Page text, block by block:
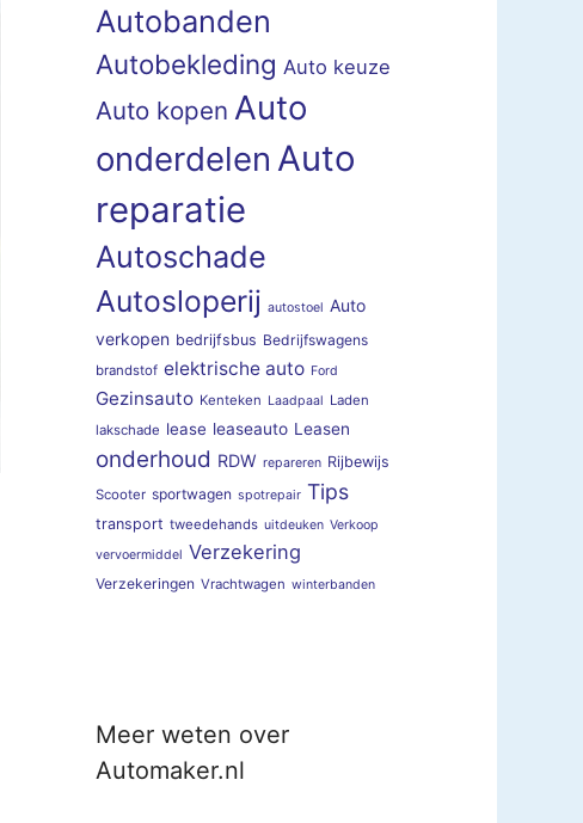
Autobanden
Autobekleding Auto keuze
Auto kopen Auto
onderdelen Auto
reparatie
Autoschade
Autosloperij autostoel Auto
verkopen bedrijfsbus Bedrijfswagens
brandstof elektrische auto Ford
Gezinsauto Kenteken Laadpaal Laden
lakschade lease leaseauto Leasen
onderhoud RDW repareren Rijbewijs
Scooter sportwagen spotrepair Tips
transport tweedehands uitdeuken Verkoop
vervoermiddel Verzekering
Verzekeringen Vrachtwagen winterbanden
Meer weten over
Automaker.nl